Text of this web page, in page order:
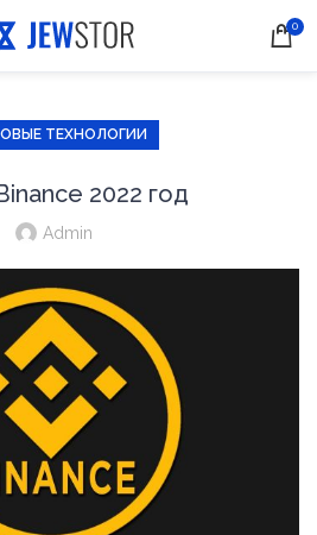
0
ТЕХНОЛОГИИ
2022 год
Admin